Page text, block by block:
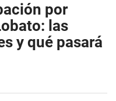
por
las
y qué pasará